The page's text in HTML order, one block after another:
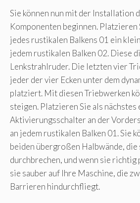
Sie können nun mit der Installation
Komponenten beginnen. Platzieren
jedes rustikalen Balkens 01 ein
jedem rustikalen Balken 02. Diese
Lenkstrahlruder. Die letzten vier
jeder der vier Ecken unter dem
platziert. Mit diesen Triebwerken
steigen. Platzieren Sie als nächstes
Aktivierungsschalter an der
an jedem rustikalen Balken 01. Sie
beiden übergroßen Halbwände, die
durchbrechen, und wenn sie
sie sauber auf Ihre Maschine, die
Barrieren hindurchfliegt.